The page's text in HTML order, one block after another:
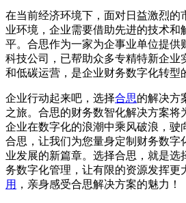
在当前经济环境下，面对日益激烈的
业环境，企业需要借助先进的技术和
平。合思作为一家为企事业单位提供
科技公司，已帮助众多专精特新企业
和低碳运营，是企业财务数字化转型
企业行动起来吧，选择合思的解决方
之旅。合思的财务数智化解决方案将
企业在数字化的浪潮中乘风破浪，驶
合思，让我们为您量身定制财务数字
业发展的新篇章。选择合思，就是选
务数字化管理，让有限的资源发挥更
用 ，亲身感受合思解决方案的魅力！